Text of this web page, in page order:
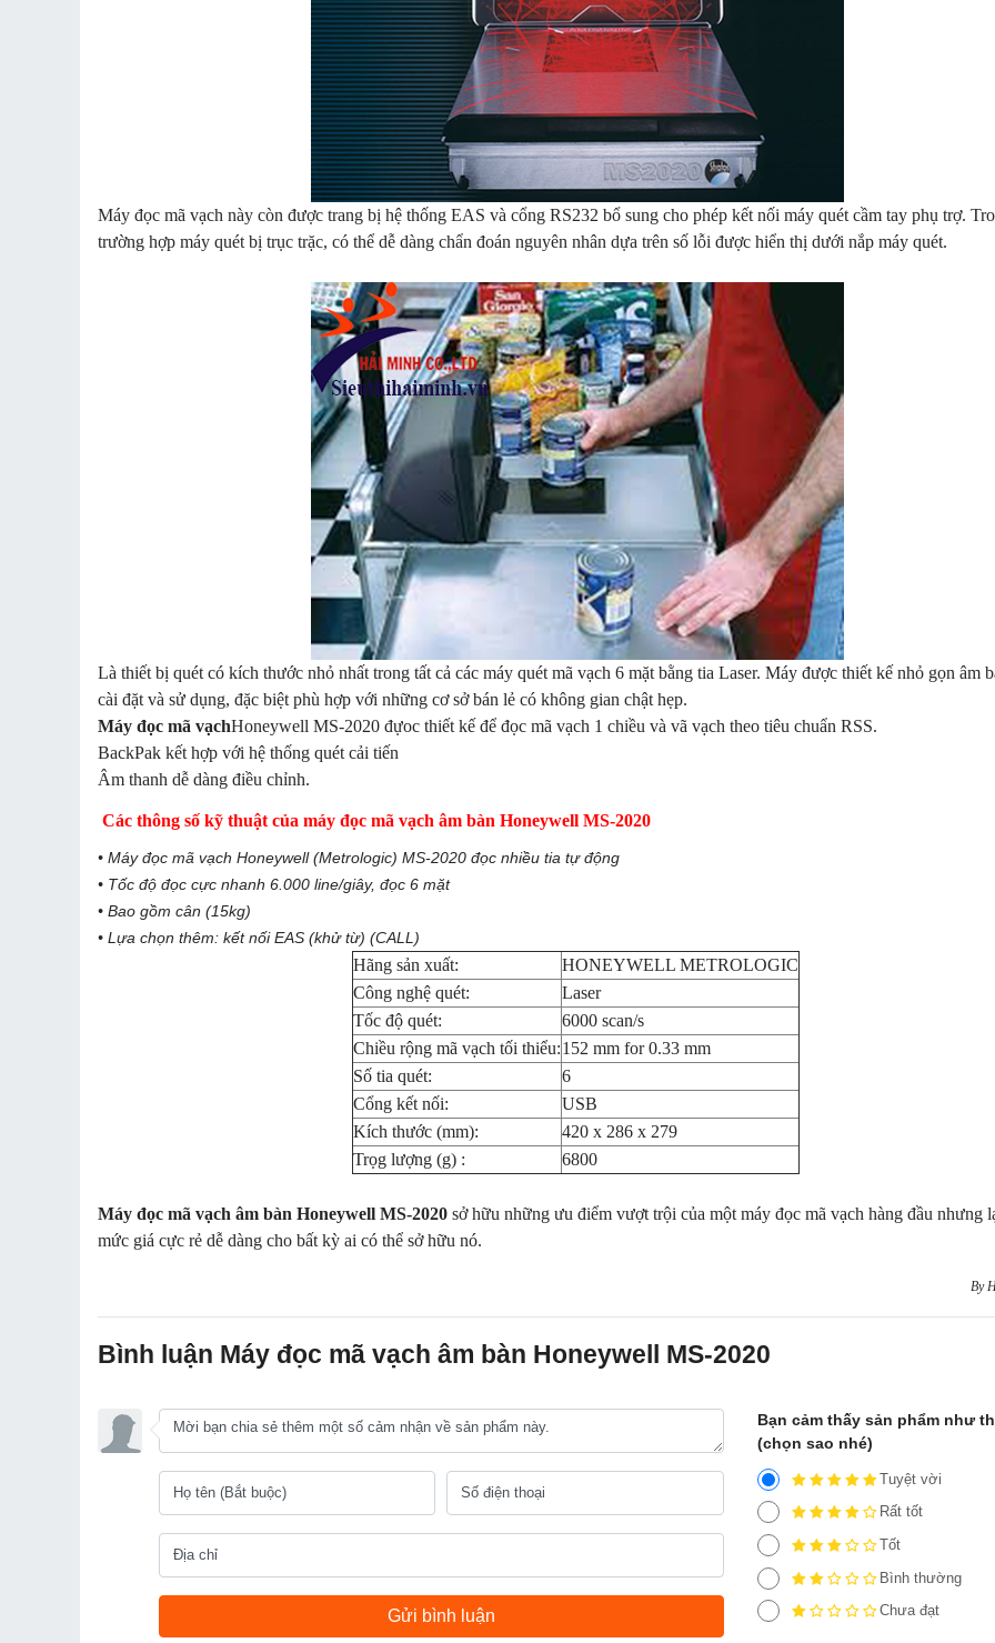
Máy đọc mã vạch này còn được trang bị hệ thống EAS và cổng RS232 bổ sung cho phép kết nối máy quét cầm tay phụ trợ.
trường hợp máy quét bị trục trặc, có thể dễ dàng chẩn đoán nguyên nhân dựa trên số lỗi được hiển thị dưới nắp máy quét.
Là thiết bị quét có kích thước nhỏ nhất trong tất cả các máy quét mã vạch 6 mặt bằng tia Laser. Máy được thiết kế nhỏ gọn âm
cài đặt và sử dụng, đặc biệt phù hợp với những cơ sở bán lẻ có không gian chật hẹp.
Máy đọc mã vạchHoneywell MS-2020 đựoc thiết kế để đọc mã vạch 1 chiều và vã vạch theo tiêu chuẩn RSS.
BackPak kết hợp với hệ thống quét cải tiến
Âm thanh dễ dàng điều chỉnh.
Các thông số kỹ thuật của máy đọc mã vạch âm bàn Honeywell MS-2020
• Máy đọc mã vạch Honeywell (Metrologic) MS-2020 đọc nhiều tia tự động
• Tốc độ đọc cực nhanh 6.000 line/giây, đọc 6 mặt
• Bao gồm cân (15kg)
• Lựa chọn thêm: kết nối EAS (khử từ) (CALL)
Hãng sản xuất:
HONEYWELL METROLOGIC
Công nghệ quét:
Laser
Tốc độ quét:
6000 scan/s
Chiều rộng mã vạch tối thiểu:152 mm for 0.33 mm
Số tia quét:
6
Cổng kết nối:
USB
Kích thước (mm):
420 x 286 x 279
Trọg lượng (g) :
6800
Máy đọc mã vạch âm bàn Honeywell MS-2020 sở hữu những ưu điểm vượt trội của một máy đọc mã vạch hàng đầu nhưng
mức giá cực rẻ dễ dàng cho bất kỳ ai có thể sở hữu nó.
By
Bình luận Máy đọc mã vạch âm bàn Honeywell MS-2020
Bạn cảm thấy sản phẩm như
(chọn sao nhé)
Tuyệt vời
Rất tốt
Tốt
Bình thường
Chưa đạt